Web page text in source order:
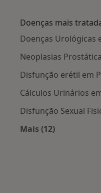
Doenças mais
Doenças Urológicas
Neoplasias
Disfunção erétil em
Cálculos Urinários
Disfunção Sexual
Mais (12)